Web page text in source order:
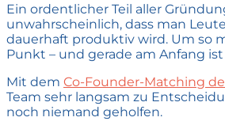
Ein ordentlicher Teil aller
unwahrscheinlich, dass man
dauerhaft produktiv wird. Um so
Punkt – und gerade am Anfang
Mit dem Co-Founder-Matching
Team sehr langsam zu
noch niemand geholfen.